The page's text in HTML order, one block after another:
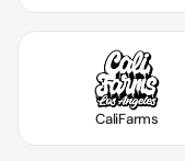
CaliFarms